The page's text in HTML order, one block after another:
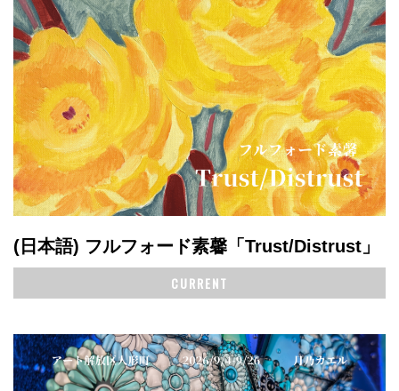
(日本語) フルフォード素馨「Trust/Distrust」
CURRENT